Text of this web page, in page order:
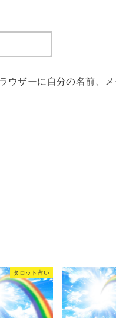
ウザーに自分の名前、
タロット占い